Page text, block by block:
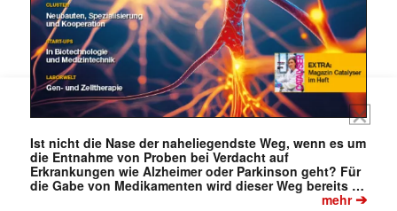
E-
Mail
(erforderlich)
Ist nicht die Nase der naheliegendste Weg, wenn es um
die Entnahme von Proben bei Verdacht auf
Erkrankungen wie Alzheimer oder Parkinson geht? Für
die Gabe von Medikamenten wird dieser Weg bereits …
mehr➔